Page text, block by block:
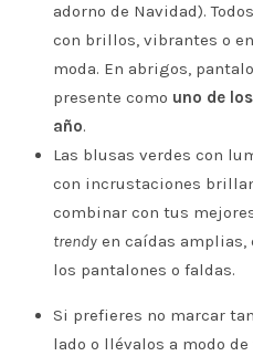
adorno de Navidad).
con brillos, vibrantes o
moda. En abrigos,
presente como uno de
año.
Las blusas verdes con
con incrustaciones
combinar con tus
trendy en caídas amplias,
los pantalones o faldas.
Si prefieres no marcar
lado o llévalos a modo